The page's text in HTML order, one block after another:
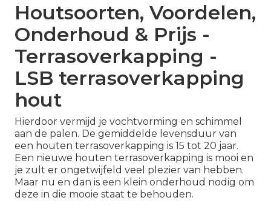
Houtsoorten, Voordelen,
Onderhoud & Prijs -
Terrasoverkapping -
LSB terrasoverkapping
hout
Hierdoor vermijd je vochtvorming en schimmel
aan de palen. De gemiddelde levensduur van
een houten terrasoverkapping is 15 tot 20 jaar.
Een nieuwe houten terrasoverkapping is mooi en
je zult er ongetwijfeld veel plezier van hebben.
Maar nu en dan is een klein onderhoud nodig om
deze in die mooie staat te behouden.